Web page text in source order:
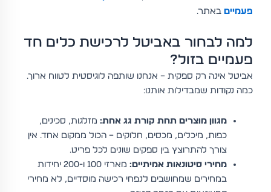
פעמייםבאתר.
למה לבחור באביטל לרכישת כלים חד
פעמיים בזול?
אביטל אינה רק ספקית – אנחנו שותפה לוגיסטית לטווח ארוך.
כמה נקודות שמבדילות אותנו:
מגוון מוצרים תחת קורת גג אחת: מזלגות, סכינים,
כפות, מיכלים, מכסים, חלוקים – הכול ממקום אחד. אין
צורך להתרוצץ בין ספקים שונים לכל פריט.
מחירי סיטונאות אמיתיים:
מארזי 100 ו-200 יחידות
במחירים שמחושבים לנפחי רכישה מוסדיים, לא מחירי